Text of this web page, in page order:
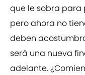
que le sobra
pero ahora no
deben
será una nueva
adelante.